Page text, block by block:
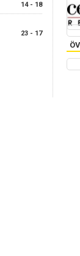
14 - 18
23 - 17